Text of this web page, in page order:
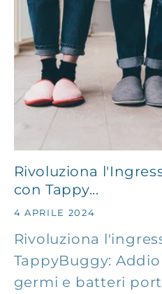
Rivoluziona
con Tappy...
4 APRILE 2024
Rivoluziona
TappyBuggy:
germi e batteri